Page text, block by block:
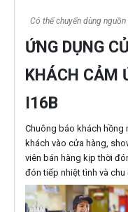
Có thể chuyển dùng
ỨNG DỤNG
KHÁCH CẢM
I16B
Chuông báo khách
khách vào cửa hàng,
viên bán hàng kịp thời
đón tiếp nhiệt tình và